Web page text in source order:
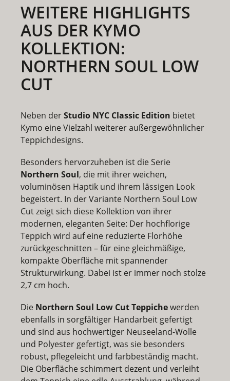
WEITERE HIGHLIGHTS
AUS DER KYMO
KOLLEKTION:
NORTHERN SOUL LOW
CUT
Neben derStudio NYC Classic Edition bietet
Kymo eine Vielzahl weiterer außergewöhnlicher
Teppichdesigns.
Besonders hervorzuheben ist die Serie
Northern Soul, die mit ihrer weichen,
voluminösen Haptik und ihrem lässigen Look
begeistert. In der Variante Northern Soul Low
Cutzeigt sich diese Kollektion von ihrer
modernen, eleganten Seite: Der hochflorige
Teppich wird auf eine reduzierte Florhöhe
zurückgeschnitten – für eine gleichmäßige,
kompakte Oberfläche mit spannender
Strukturwirkung. Dabei ist er immer noch stolze
2,7 cm hoch.
Die Northern Soul Low Cut Teppichewerden
ebenfalls in sorgfältiger Handarbeit gefertigt
und sind aus hochwertiger Neuseeland-Wolle
und Polyester gefertigt, was sie besonders
robust, pflegeleicht und farbbeständig macht.
Die Oberfläche schimmert dezent und verleiht